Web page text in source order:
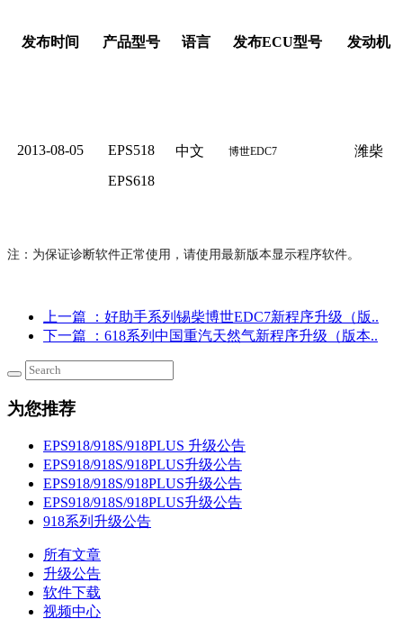
发布时间 产品型号 语言 发布ECU型号 发动机
2013-08-05
EPS518
EPS618
中文 博世EDC7 潍柴
注：为保证诊断软件正常使用，请使用最新版本显示程序软件。
上一篇
：好助手系列锡柴博世EDC7新程序升级（版..
下一篇
：618系列中国重汽天然气新程序升级（版本..
为您推荐
EPS918/918S/918PLUS 升级公告
EPS918/918S/918PLUS升级公告
EPS918/918S/918PLUS升级公告
EPS918/918S/918PLUS升级公告
918系列升级公告
所有文章
升级公告
软件下载
视频中心